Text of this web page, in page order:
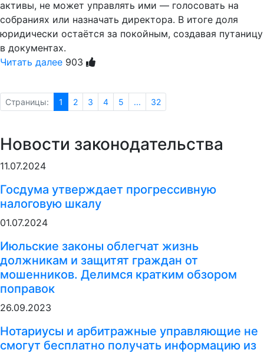
активы, не может управлять ими — голосовать на
собраниях или назначать директора. В итоге доля
юридически остаётся за покойным, создавая путаницу
в документах.
Читать далее 903
Страницы: 1 2 3 4 5 ... 32
Новости законодательства
11.07.2024
Госдума утверждает прогрессивную
налоговую шкалу
01.07.2024
Июльские законы облегчат жизнь
должникам и защитят граждан от
мошенников. Делимся кратким обзором
поправок
26.09.2023
Нотариусы и арбитражные управляющие не
смогут бесплатно получать информацию из